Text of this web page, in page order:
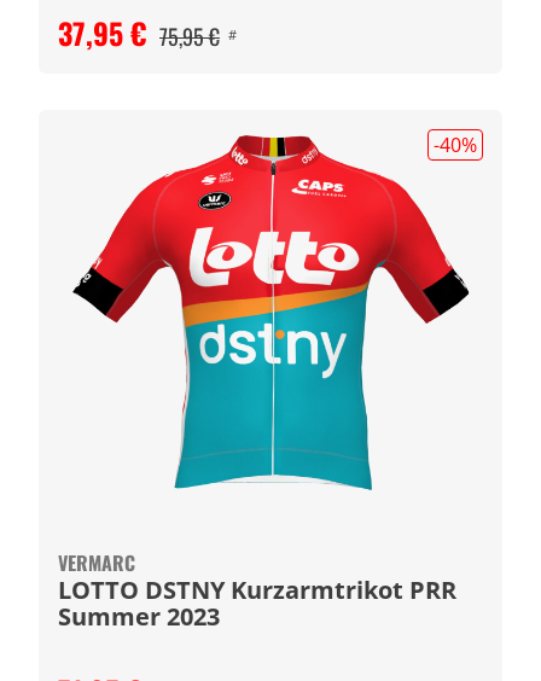
37,95 € 75,95 € #
-40%
VERMARC
LOTTO DSTNY Kurzarmtrikot PRR
Summer 2023